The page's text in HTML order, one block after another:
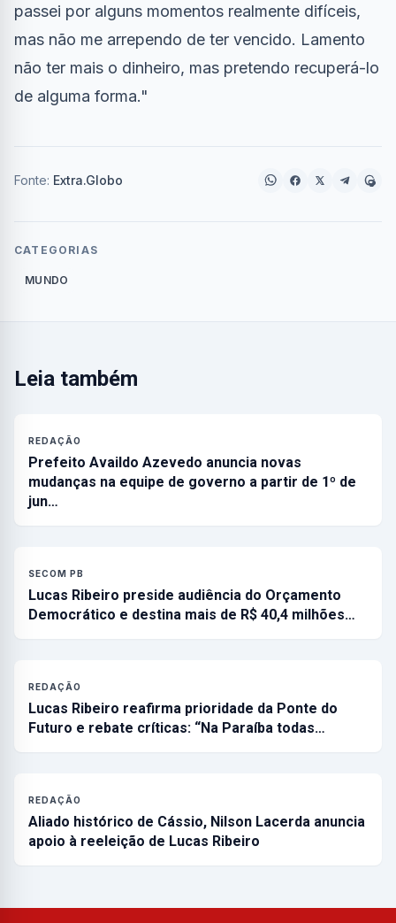
passei por alguns momentos realmente difíceis,
mas não me arrependo de ter vencido. Lamento
não ter mais o dinheiro, mas pretendo recuperá-lo
de alguma forma."
Fonte: Extra.Globo
CATEGORIAS
MUNDO
Leia também
REDAÇÃO
Prefeito Availdo Azevedo anuncia novas
mudanças na equipe de governo a partir de 1º de
jun…
SECOM PB
Lucas Ribeiro preside audiência do Orçamento
Democrático e destina mais de R$ 40,4 milhões…
REDAÇÃO
Lucas Ribeiro reafirma prioridade da Ponte do
Futuro e rebate críticas: “Na Paraíba todas…
REDAÇÃO
Aliado histórico de Cássio, Nilson Lacerda anuncia
apoio à reeleição de Lucas Ribeiro